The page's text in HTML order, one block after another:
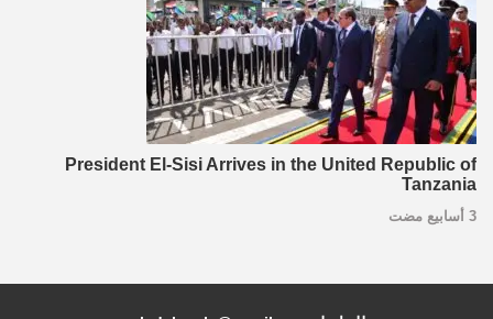
President El-Sisi Arrives in the United Republic of
Tanzania
3 أسابيع مضت